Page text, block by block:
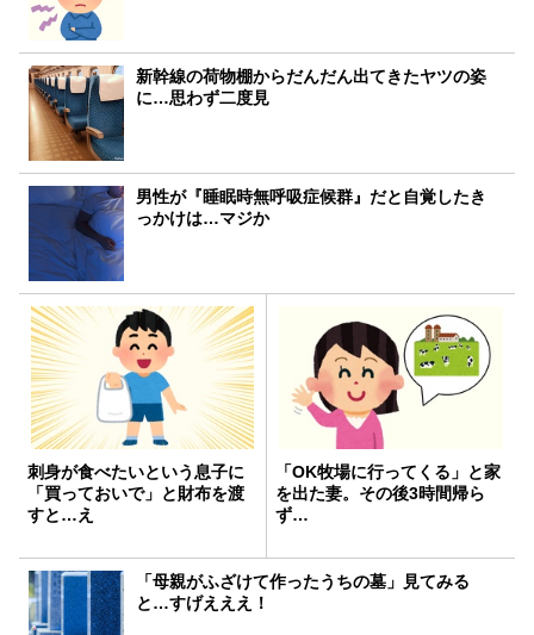
新幹線の荷物棚からだんだん出てきたヤツの姿
に…思わず二度見
男性が『睡眠時無呼吸症候群』だと自覚したき
っかけは…マジか
刺身が食べたいという息子に
「買っておいで」と財布を渡
すと…え
「OK牧場に行ってくる」と家
を出た妻。その後3時間帰ら
ず…
「母親がふざけて作ったうちの墓」見てみる
と…すげえええ！